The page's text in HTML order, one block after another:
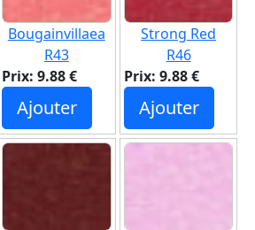
Bougainvillaea
R43
Prix: 9.88 €
Ajouter
Strong Red
R46
Prix: 9.88 €
Ajouter